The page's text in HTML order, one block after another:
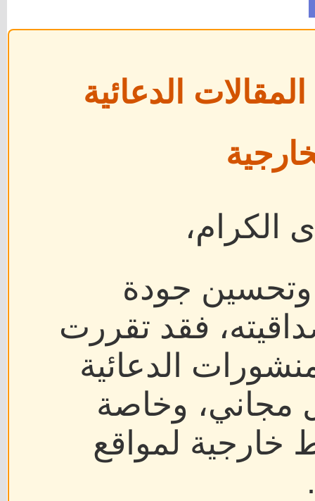
الدعائية
الكرام،
جودة
فقد تقررت
الدعائية
مجاني، وخاصة
خارجية لمواقع